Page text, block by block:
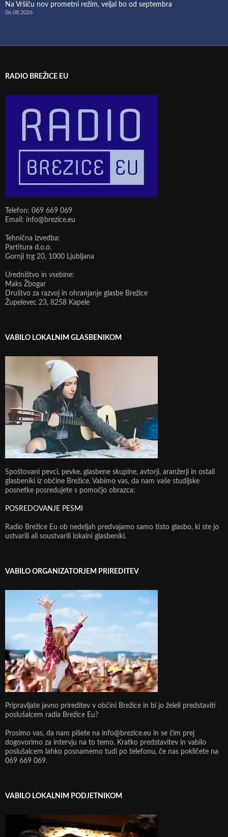
Na Vršiču nov prometni režim, veljal bo od septembra
06.08.2026
RADIO BREŽICE EU
Telefon: 069 669 069
Email: info@brezice.eu
Tehnična izvedba:
Partitura d.o.o.
Gornji trg 20, 1000 Ljubljana
Uredništvo in vsebine:
Maks Žbogar
Društvo za razvoj in ohranjanje glasbe Brežice
Župelevec 23, 8258 Kapele
VABILO LOKALNIM GLASBENIKOM
Spoštovani pevci, pevke, glasbene skupine, avtorji, aranžerji in ostali
glasbeniki iz občine Brežice. Vabimo vas, da nam vaše studijske
posnetke posredujete s pomočjo obrazca:
POSREDOVANJE PESMI
Radio Brežice Eu ob nedeljah predvajamo samo tisto glasbo, ki ste jo
ustvarili ali soustvarili lokalni glasbeniki.
VABILO ORGANIZATORJEM PRIREDITEV
Pripravljate javno prireditev v občini Brežice in bi jo želeli predstaviti
poslušalcem radia Brežice Eu?
Prosimo vas, da nam pišete na info@brezice.eu in se čim prej
dogovorimo za intervju na to temo. Kratko predstavitev in vabilo
poslušalcem lahko posnamemo tudi po telefonu, če nas pokličete na
069 669 069.
VABILO LOKALNIM PODJETNIKOM